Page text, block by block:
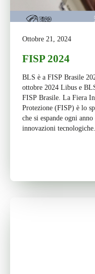
Ottobre 21, 2024
FISP 2024
BLS è a FISP Brasile
ottobre 2024 Libus e
FISP Brasile. La Fiera
Protezione (FISP) è lo
che si espande ogni
innovazioni